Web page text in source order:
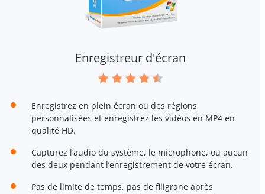
Enregistreur d'écran
Enregistrez en plein écran ou des régions
personnalisées et enregistrez les vidéos en MP4 en
qualité HD.
Capturez l’audio du système, le microphone, ou aucun
des deux pendant l’enregistrement de votre écran.
Pas de limite de temps, pas de filigrane après